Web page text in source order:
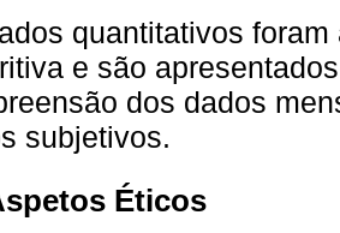
quantitativos
e são
dos dados
subjetivos.
Éticos